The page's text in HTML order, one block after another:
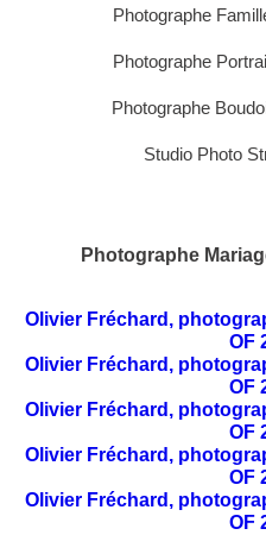
Photographe
Photographe
Photographe
Studio Photo
Photographe
Olivier Fréchard,
OF
Olivier Fréchard,
OF
Olivier Fréchard,
OF
Olivier Fréchard,
OF
Olivier Fréchard,
OF